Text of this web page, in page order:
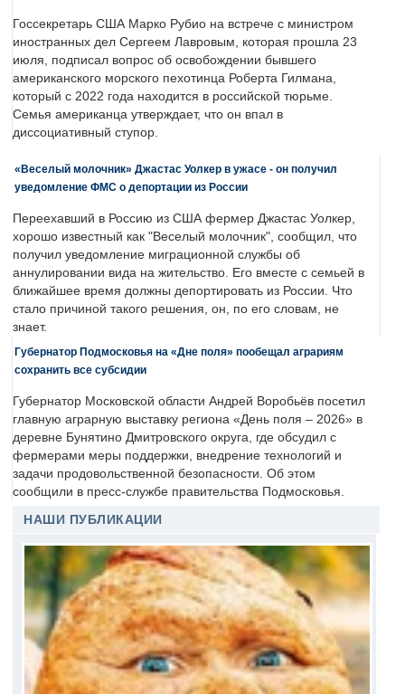
Госсекретарь США Марко Рубио на встрече с министром
иностранных дел Сергеем Лавровым, которая прошла 23
июля, подписал вопрос об освобождении бывшего
американского морского пехотинца Роберта Гилмана,
который с 2022 года находится в российской тюрьме.
Семья американца утверждает, что он впал в
диссоциативный ступор.
«Веселый молочник» Джастас Уолкер в ужасе - он получил
уведомление ФМС о депортации из России
Переехавший в Россию из США фермер Джастас Уолкер,
хорошо известный как "Веселый молочник", сообщил, что
получил уведомление миграционной службы об
аннулировании вида на жительство. Его вместе с семьей в
ближайшее время должны депортировать из России. Что
стало причиной такого решения, он, по его словам, не
знает.
Губернатор Подмосковья на «Дне поля» пообещал аграриям
сохранить все субсидии
Губернатор Московской области Андрей Воробьёв посетил
главную аграрную выставку региона «День поля – 2026» в
деревне Бунятино Дмитровского округа, где обсудил с
фермерами меры поддержки, внедрение технологий и
задачи продовольственной безопасности. Об этом
сообщили в пресс-службе правительства Подмосковья.
НАШИ ПУБЛИКАЦИИ